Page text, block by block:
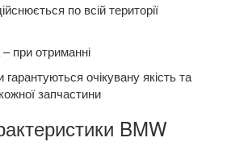
по всій території
при отриманні
гарантуються очікувану якість та
запчастини
BMW